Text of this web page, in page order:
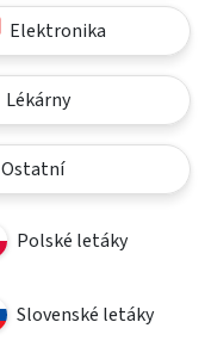
Elektronika
Lékárny
Ostatní
Polské letáky
Slovenské letáky